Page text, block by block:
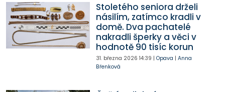
Stoletého seniora drželi
násilím, zatímco kradli v
domě. Dva pachatelé
nakradli šperky a věci v
hodnotě 90 tisíc korun
31. března 2026 14:39 | Opava | Anna
Břenková